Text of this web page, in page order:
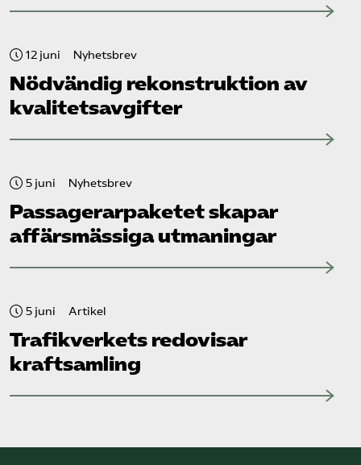
12 juni Nyhetsbrev
Nödvändig rekonstruktion av
kvalitetsavgifter
5 juni Nyhetsbrev
Passagerarpaketet skapar
affärsmässiga utmaningar
5 juni Artikel
Trafikverkets redovisar
kraftsamling